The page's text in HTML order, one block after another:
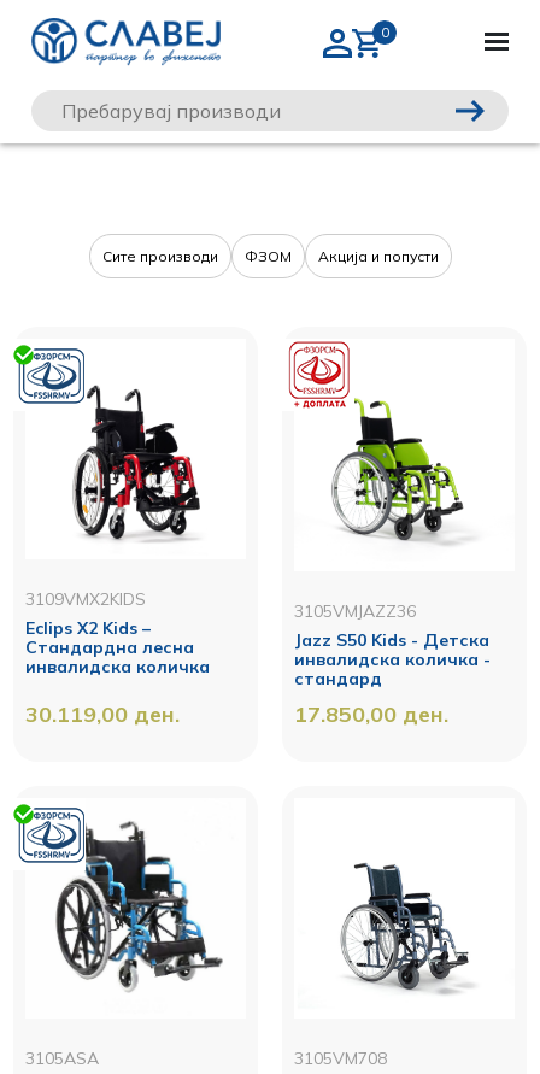
Сите производи ФЗОМ Акција и попусти
3109VMX2KIDS
Eclips X2 Kids –
Стандардна лесна
инвалидска количка
30.119,00 ден.
3105VMJAZZ36
Jazz S50 Kids - Детска
инвалидска количка -
стандард
17.850,00 ден.
3105ASA
3105VM708